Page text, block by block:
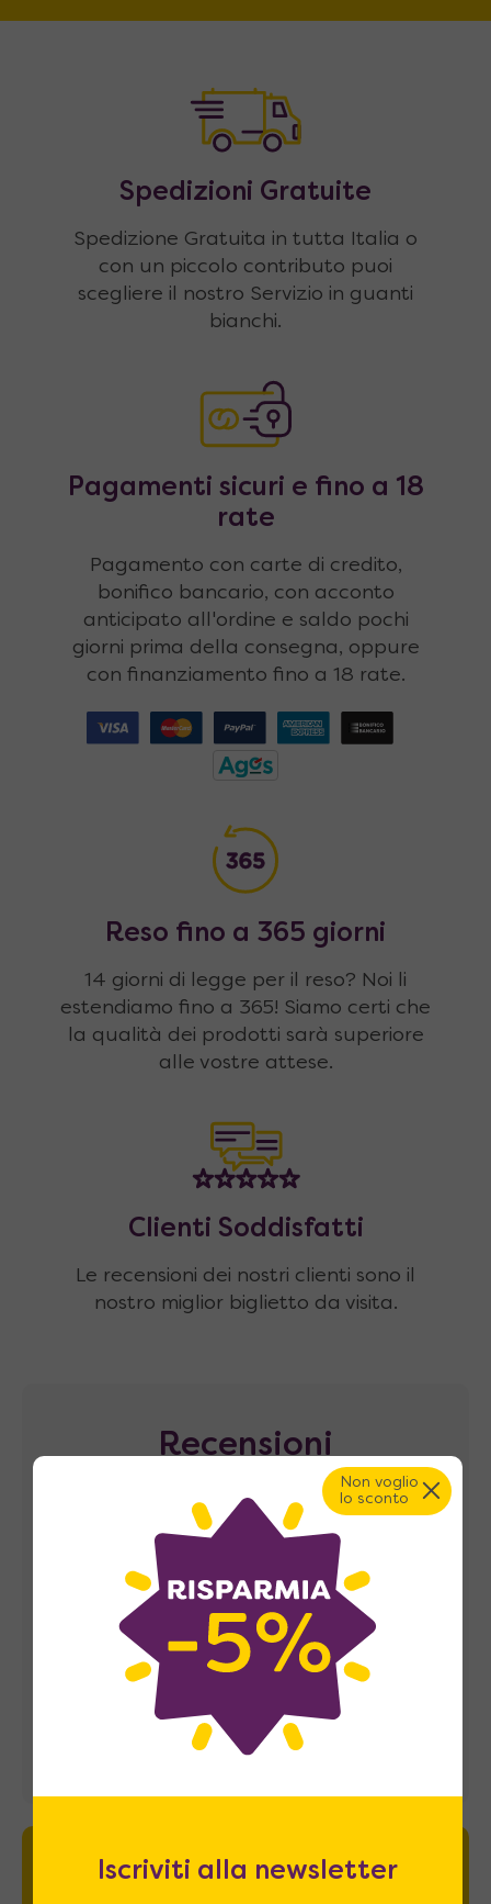
Spedizioni Gratuite
Spedizione Gratuita in tutta Italia o
con un piccolo contributo puoi
scegliere il nostro Servizio in guanti
bianchi.
Pagamenti sicuri e fino a 18
rate
Pagamento con carte di credito,
bonifico bancario, con acconto
anticipato all'ordine e saldo pochi
giorni prima della consegna, oppure
con finanziamento fino a 18 rate.
Reso fino a 365 giorni
14 giorni di legge per il reso? Noi li
estendiamo fino a 365! Siamo certi che
la qualità dei prodotti sarà superiore
alle vostre attese.
Clienti Soddisfatti
Le recensioni dei nostri clienti sono il
nostro miglior biglietto da visita.
Recensioni
Newsletter
Non voglio
lo sconto
Iscriviti alla newsletter